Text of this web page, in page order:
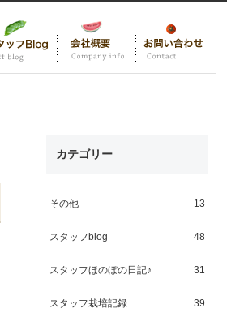
カテゴリー
その他 13
スタッフblog 48
スタッフほのぼの日記♪ 31
スタッフ栽培記録 39